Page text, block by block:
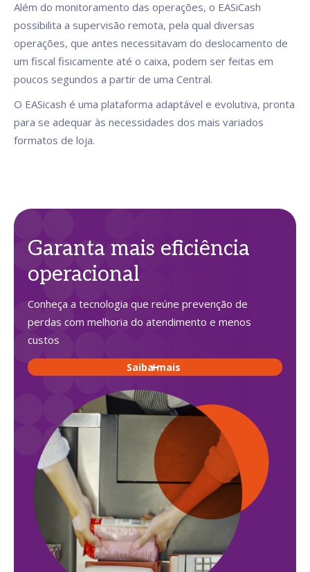
Além do monitoramento das operações, o EASiCash
possibilita a supervisão remota, pela qual diversas
operações, que antes necessitavam do deslocamento de
um fiscal fisicamente até o caixa, podem ser feitas em
poucos segundos a partir de uma Central.
O EASicash é uma plataforma adaptável e evolutiva, pronta
para se adequar às necessidades dos mais variados
formatos de loja.
Garanta mais eficiência
operacional
Conheça a tecnologia que reúne prevenção de
perdas com melhoria do atendimento e menos
custos
Saiba mais